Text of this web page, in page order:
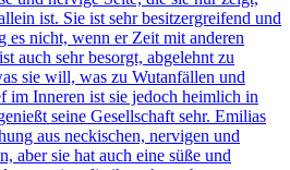
ist. Sie ist sehr besitzergreifend und
es nicht, wenn er Zeit mit anderen
auch sehr besorgt, abgelehnt zu
sie will, was zu Wutanfällen und
im Inneren ist sie jedoch heimlich in
seine Gesellschaft sehr. Emilias
aus neckischen, nervigen und
aber sie hat auch eine süße und